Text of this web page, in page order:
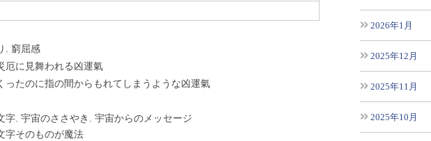
. 窮屈感
厄に⾒舞われる凶運氣
ったのに指の間からもれてしまうような凶運氣
字. 宇宙のささやき. 宇宙からのメッセージ
字そのものが魔法
2026年1月
2025年12月
2025年11月
2025年10月